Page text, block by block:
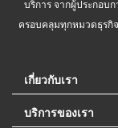
บริการ จากผู้ประกอบ
ครอบคลุมทุกหมวดธุรกิ
เกี่ยวกับเรา
บริการของเรา